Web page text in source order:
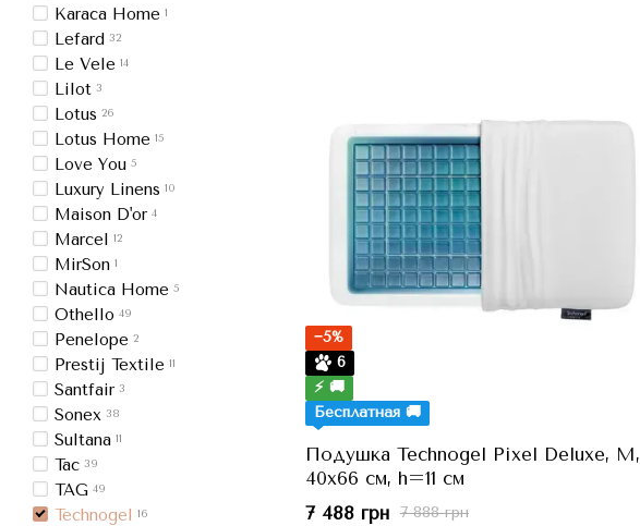
−5%
6
⚡ 🚚
Бесплатная 🚚
Подушка Technogel Pixel Deluxe, M,
40x66 см, h=11 см
7 888 грн
7 488 грн
Karaca Home 1
Lefard 32
Le Vele 14
Lilot 3
Lotus 26
Lotus Home 15
Love You 5
Luxury Linens 10
Maison D'or 4
Marcel 12
MirSon 1
Nautica Home 5
Othello 49
Penelope 2
Prestij Textile 11
Santfair 3
Sonex 38
Sultana 11
Tac 39
TAG 49
Technogel 16